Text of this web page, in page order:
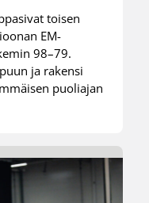
toisen
EM-
98–79.
ja rakensi
puoliajan